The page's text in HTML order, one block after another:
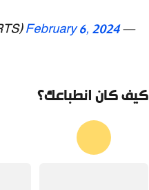
— beIN SPORTS (@beINSPORTS)
February 6, 2024
كيف كان انطباعك؟